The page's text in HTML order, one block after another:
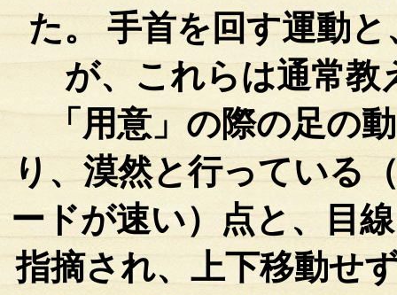
た。 手首を回す運動
が、これらは通常教
「用意」の際の足の
り、漠然と行っている
ードが速い）点と、目
指摘され、上下移動せ